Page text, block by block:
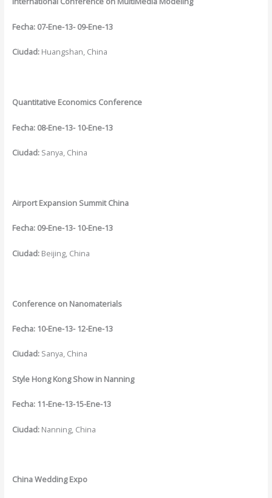
Fecha: 07-Ene-13- 09-Ene-13
Ciudad: Huangshan, China
Quantitative Economics Conference
Fecha: 08-Ene-13- 10-Ene-13
Ciudad: Sanya, China
Airport Expansion Summit China
Fecha: 09-Ene-13- 10-Ene-13
Ciudad: Beijing, China
Conference on Nanomaterials
Fecha: 10-Ene-13- 12-Ene-13
Ciudad: Sanya, China
Style Hong Kong Show in Nanning
Fecha: 11-Ene-13-15-Ene-13
Ciudad:Nanning, China
China Wedding Expo